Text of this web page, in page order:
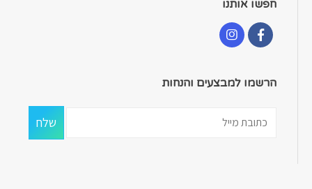
חפשו אותנו
הרשמו למבצעים והנחות